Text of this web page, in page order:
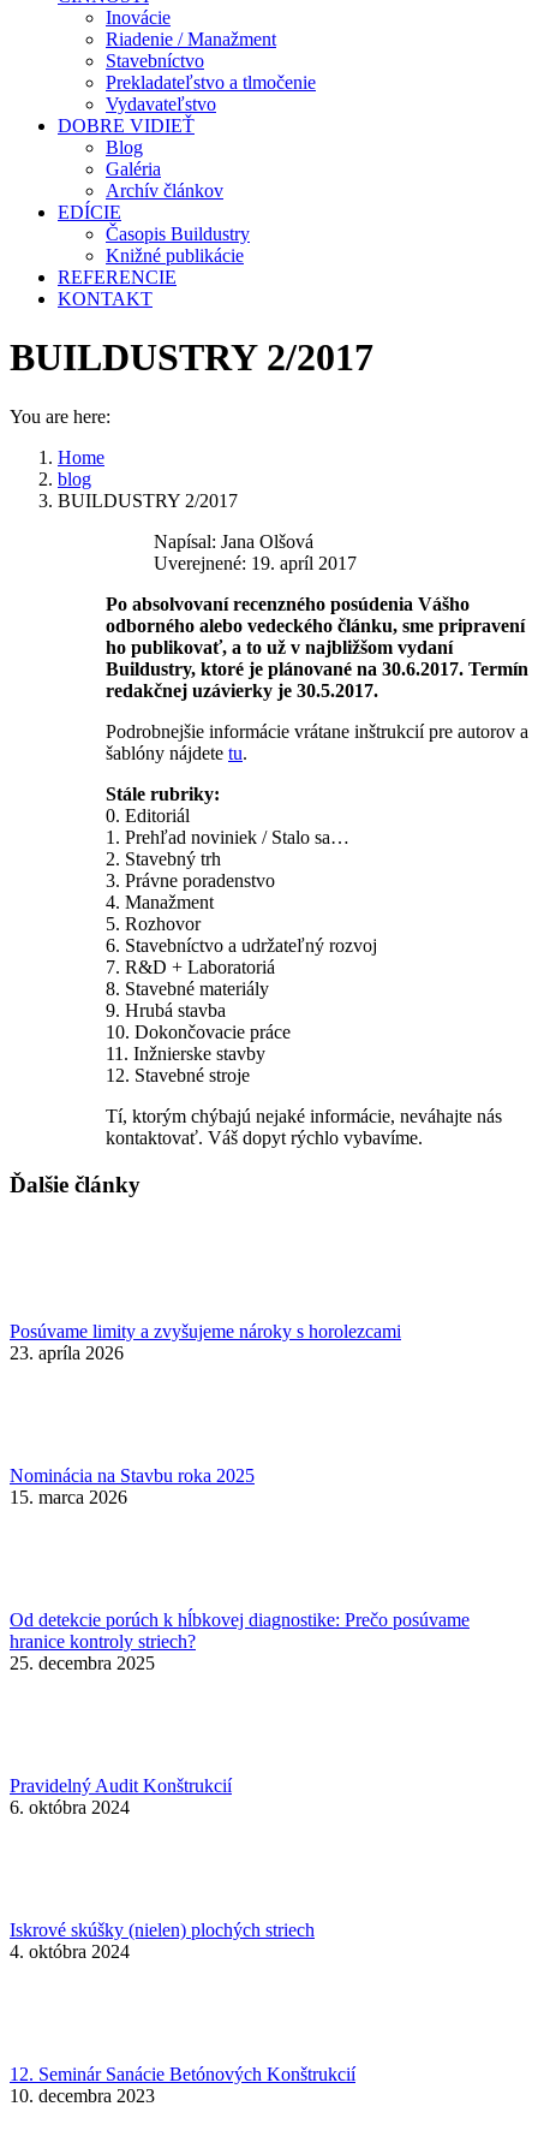
Inovácie
Riadenie / Manažment
Stavebníctvo
Prekladateľstvo a tlmočenie
Vydavateľstvo
DOBRE VIDIEŤ
Blog
Galéria
Archív článkov
EDÍCIE
Časopis Buildustry
Knižné publikácie
REFERENCIE
KONTAKT
BUILDUSTRY 2/2017
You are here:
Home
blog
BUILDUSTRY 2/2017
Napísal: Jana Olšová
Uverejnené: 19. apríl 2017
Po absolvovaní recenzného posúdenia Vášho
odborného alebo vedeckého článku, sme pripravení
ho publikovať, a to už v najbližšom vydaní
Buildustry, ktoré je plánované na 30.6.2017. Termín
redakčnej uzávierky je 30.5.2017.
Podrobnejšie informácie vrátane inštrukcií pre autorov a
šablóny nájdete tu.
Stále rubriky:
0. Editoriál
1. Prehľad noviniek / Stalo sa…
2. Stavebný trh
3. Právne poradenstvo
4. Manažment
5. Rozhovor
6. Stavebníctvo a udržateľný rozvoj
7. R&D + Laboratoriá
8. Stavebné materiály
9. Hrubá stavba
10. Dokončovacie práce
11. Inžnierske stavby
12. Stavebné stroje
Tí, ktorým chýbajú nejaké informácie, neváhajte nás
kontaktovať. Váš dopyt rýchlo vybavíme.
Ďalšie články
Posúvame limity a zvyšujeme nároky s horolezcami
23. apríla 2026
Nominácia na Stavbu roka 2025
15. marca 2026
Od detekcie porúch k hĺbkovej diagnostike: Prečo posúvame
hranice kontroly striech?
25. decembra 2025
Pravidelný Audit Konštrukcií
6. októbra 2024
Iskrové skúšky (nielen) plochých striech
4. októbra 2024
12. Seminár Sanácie Betónových Konštrukcií
10. decembra 2023